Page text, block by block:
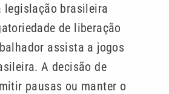
legislação brasileira
de liberação
assista a jogos
A decisão de
pausas ou manter o